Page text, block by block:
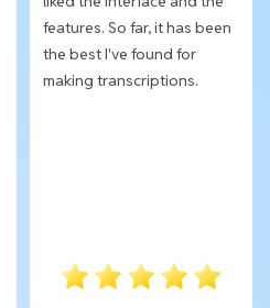
features. So far, it has been
the best I've found for
making transcriptions.